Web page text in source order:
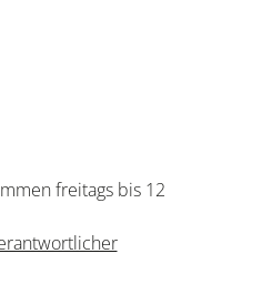
freitags bis 12